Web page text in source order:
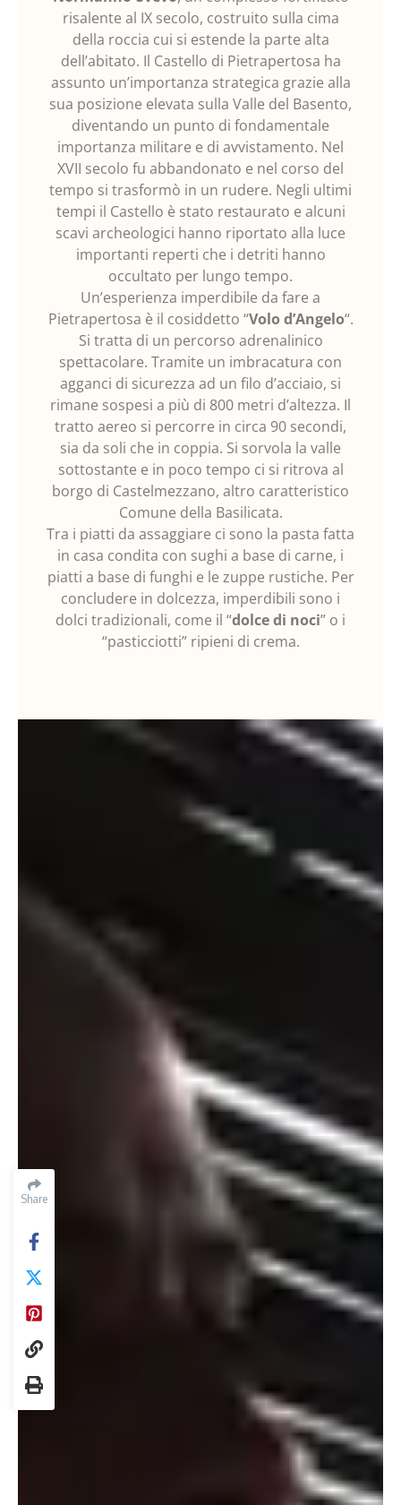
Share
risalente al IX secolo, costruito sulla cima
della roccia cui si estende la parte alta
dell’abitato. Il Castello di Pietrapertosa ha
assunto un’importanza strategica grazie alla
sua posizione elevata sulla Valle del Basento,
diventando un punto di fondamentale
importanza militare e di avvistamento. Nel
XVII secolo fu abbandonato e nel corso del
tempo si trasformò in un rudere. Negli ultimi
tempi il Castello è stato restaurato e alcuni
scavi archeologici hanno riportato alla luce
importanti reperti che i detriti hanno
occultato per lungo tempo.
Un’esperienza imperdibile da fare a
Pietrapertosa è il cosiddetto “Volo d’Angelo“.
Si tratta di un percorso adrenalinico
spettacolare. Tramite un imbracatura con
agganci di sicurezza ad un filo d’acciaio, si
rimane sospesi a più di 800 metri d’altezza. Il
tratto aereo si percorre in circa 90 secondi,
sia da soli che in coppia. Si sorvola la valle
sottostante e in poco tempo ci si ritrova al
borgo di Castelmezzano, altro caratteristico
Comune della Basilicata.
Tra i piatti da assaggiare ci sono la pasta fatta
in casa condita con sughi a base di carne, i
piatti a base di funghi e le zuppe rustiche. Per
concludere in dolcezza, imperdibili sono i
dolci tradizionali, come il “dolce di noci” o i
“pasticciotti” ripieni di crema.